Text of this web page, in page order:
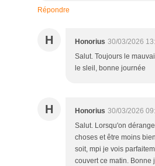
Répondre
H Honorius 30/03/2026
Salut. Toujours le
le sleil, bonne journée
H Honorius 30/03/2026
Salut. Lorsqu'on
choses et être moins
soit, mpi je vois
couvert ce matin. Bonne